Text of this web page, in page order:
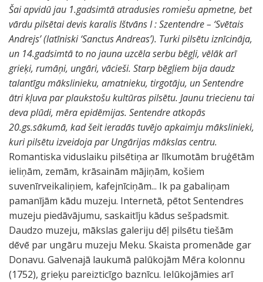
Šai apvidū jau 1.gadsimtā atradusies romiešu apmetne, bet
vārdu pilsētai devis karalis Ištvāns I : Szentendre – ‘Svētais
Andrejs’ (latīniski ‘Sanctus Andreas’). Turki pilsētu iznīcināja,
un 14.gadsimtā to no jauna uzcēla serbu bēgļi, vēlāk arī
grieķi, rumāņi, ungāri, vācieši. Starp bēgļiem bija daudz
talantīgu mākslinieku, amatnieku, tirgotāju, un Sentendre
ātri kļuva par plaukstošu kultūras pilsētu. Jaunu triecienu tai
deva plūdi, mēra epidēmijas. Sentendre atkopās
20.gs.sākumā, kad šeit ieradās tuvējo apkaimju mākslinieki,
kuri pilsētu izveidoja par Ungārijas mākslas centru.
Romantiska viduslaiku pilsētiņa ar līkumotām bruģētām
ieliņām, zemām, krāsainām mājiņām, košiem
suvenīrveikaliņiem, kafejnīciņām... Ik pa gabaliņam
pamanījām kādu muzeju. Internetā, pētot Sentendres
muzeju piedāvājumu, saskaitīju kādus sešpadsmit.
Daudzo muzeju, mākslas galeriju dēļ pilsētu tiešām
dēvē par ungāru muzeju Meku. Skaista promenāde gar
Donavu. Galvenajā laukumā palūkojām Mēra kolonnu
(1752), grieķu pareizticīgo baznīcu. Ielūkojāmies arī